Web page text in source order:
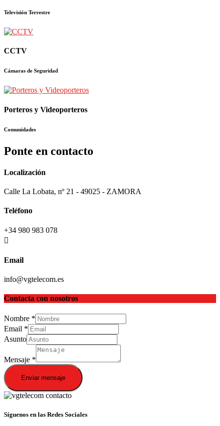
Televisión Terrestre
CCTV
Cámaras de Seguridad
Porteros y Videoporteros
Comunidades
Ponte en contacto
Localización
Calle La Lobata, nº 21 - 49025 - ZAMORA
Teléfono
+34 980 983 078
Email
info@vgtelecom.es
Contacta con nosotros
Nombre *
Email *
Asunto
Mensaje *
Enviar mensaje
Síguenos en las Redes Sociales